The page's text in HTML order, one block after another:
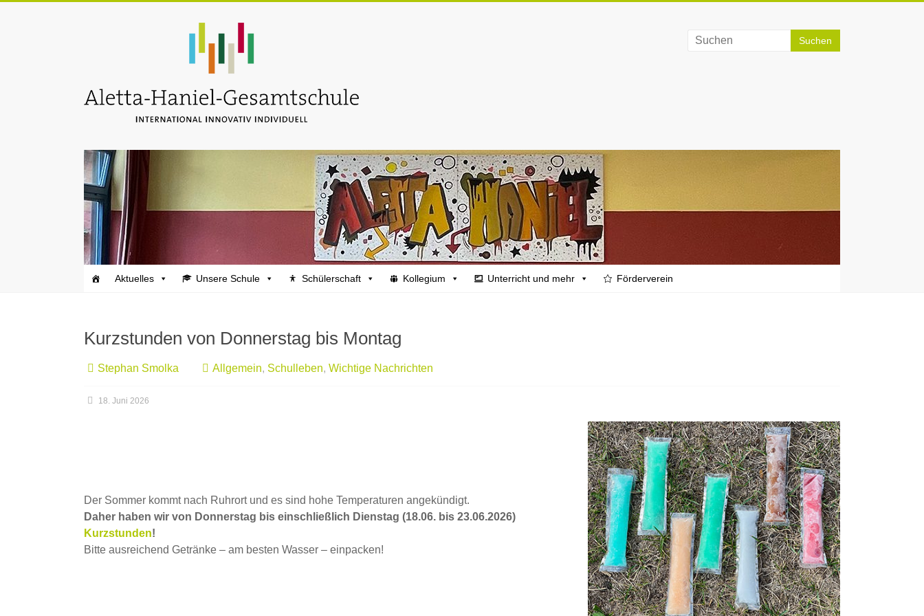
Gesamtschule
Aktuelles Unsere Schule Schülerschaft Kollegium Unterricht und mehr Förderverein
Kurzstunden von Donnerstag bis Montag
Stephan Smolka Allgemein, Schulleben, Wichtige Nachrichten
18. Juni 2026
Der Sommer kommt nach Ruhrort und es sind hohe Temperaturen angekündigt.
Daher haben wir von Donnerstag bis einschließlich Dienstag (18.06. bis 23.06.2026)
Kurzstunden!
Bitte ausreichend Getränke – am besten Wasser – einpacken!